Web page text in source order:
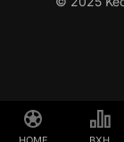
HOME BXH